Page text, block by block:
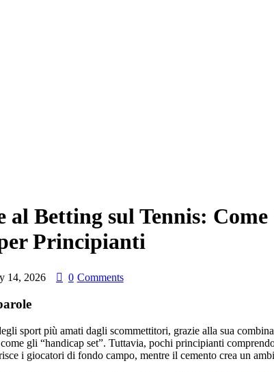
al Betting sul Tennis:
per Principianti
14, 2026 0 Comments
sport più amati dagli scommettitori, grazie alla sua
come gli “handicap set”. Tuttavia, pochi principianti
i giocatori di fondo campo, mentre il cemento crea un